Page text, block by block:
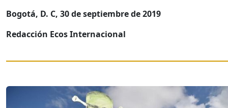
Bogotá, D. C, 30 de septiembre de 2019
Redacción Ecos Internacional